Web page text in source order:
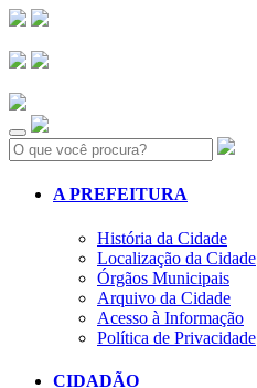
Search:
A PREFEITURA
História da Cidade
Localização da Cidade
Órgãos Municipais
Arquivo da Cidade
Acesso à Informação
Política de Privacidade
CIDADÃO